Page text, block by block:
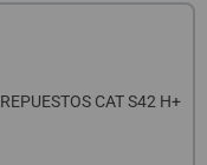
REPUESTOS CAT S42 H+